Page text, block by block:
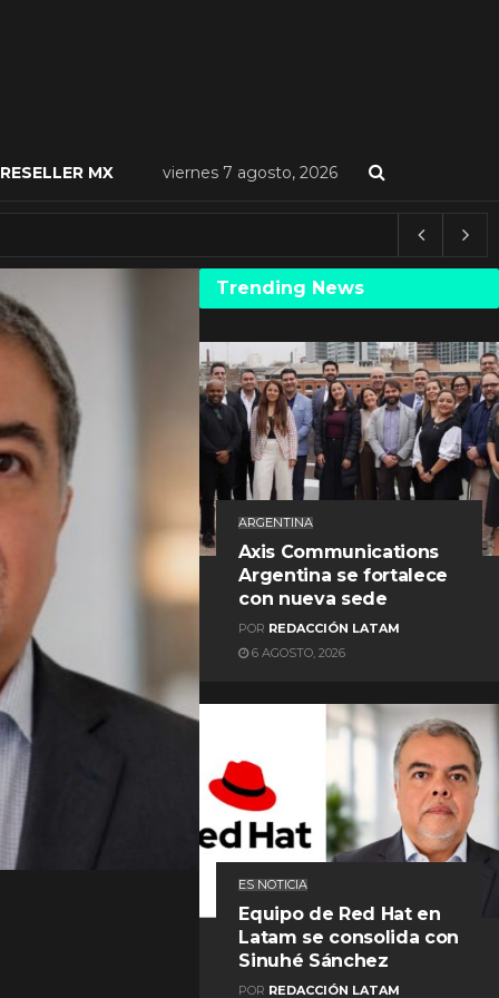
RESELLER MX viernes 7 agosto, 2026
Trending News
ARGENTINA
Axis Communications
Argentina se fortalece
con nueva sede
POR REDACCIÓN LATAM
6 AGOSTO, 2026
ES NOTICIA
Equipo de Red Hat en
Latam se consolida con
Sinuhé Sánchez
POR REDACCIÓN LATAM